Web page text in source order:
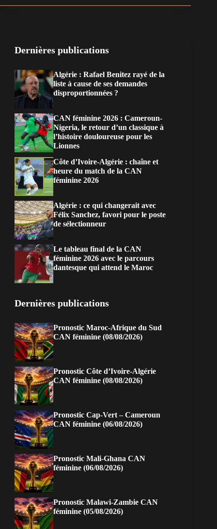
Dernières publications
Algérie : Rafael Benitez rayé de la
liste à cause de ses demandes
disproportionnées ?
CAN féminine 2026 : Cameroun-
Nigeria, le retour d’un classique à
l’histoire douloureuse pour les
Lionnes
Côte d’Ivoire-Algérie : chaîne et
heure du match de la CAN
féminine 2026
Algérie : ce qui changerait avec
Félix Sanchez, favori pour le poste
de sélectionneur
Le tableau final de la CAN
féminine 2026 avec le parcours
dantesque qui attend le Maroc
Dernières publications
Pronostic Maroc-Afrique du Sud
CAN féminine (08/08/2026)
Pronostic Côte d’Ivoire-Algérie
CAN féminine (08/08/2026)
Pronostic Cap-Vert – Cameroun
CAN féminine (06/08/2026)
Pronostic Mali-Ghana CAN
féminine (06/08/2026)
Pronostic Malawi-Zambie CAN
féminine (05/08/2026)